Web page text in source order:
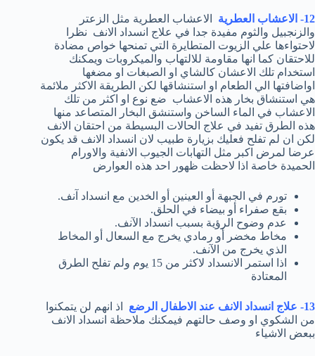
12- الاعشاب العطرية
الاعشاب العطرية مثل الزعتر
والزنجبيل والثوم مفيدة جدا في علاج انسداد الانف نظرا
لاحتواءها علي الزيوت المتطايرة التي تمنحها خواص مضادة
للاحتقان كما انها مقاومة للالتهاب والميكروبات ويمكنك
استخدام تلك الاعشان كالشاي او الصبغات او مضغها
اواضافتها الي الطعام او استنشاقها لكن الطريقة الاكثر ملائمة
هي استنشاق بخار هذه الاعشاب ضع نوع او اكثر من تلك
الاعشاب في الماء الساخن واستنشق البخار المتصاعد منها
هذه الطرق تفيد في علاج الحالات البسيطة من احتقان الانف
لكن ان لم تفلح فعليك بزيارة طبيب لان انسداد الانف قد يكون
عرضا لمرض اكبر مثل التهابات الجيوب الانفية والاورام
الحميدة خاصة اذا لاحظت ظهور احد هذه العوارض
تورم في الجبهة أو العينين أو الخدين مع انسداد آنف.
بقع صفراء أو بيضاء في الحلق.
عدم وضوح الرؤية بسبب انسداد الآنف.
مخاط مخضر أو رمادي يخرج مع السعال أو المخاط
الذي يخرج من الآنف.
اذا استمر الانسداد لاكثر من 15 يوم ولم تفلح الطرق
المعتادة
13- علاج انسداد الانف عند الاطفال الرضع
اذ انهم لن يتمكنوا
من الشكوي او وصف حالتهم فيمكنك ملاحظة انسداد الانف
ببعض الاشياء